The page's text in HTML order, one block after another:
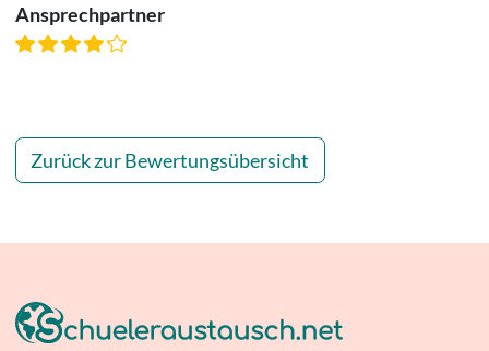
Ansprechpartner
Zurück zur Bewertungsübersicht